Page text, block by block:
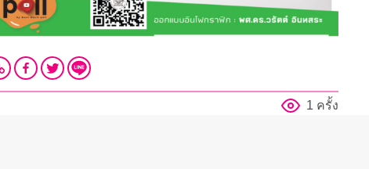
1 ครั้ง